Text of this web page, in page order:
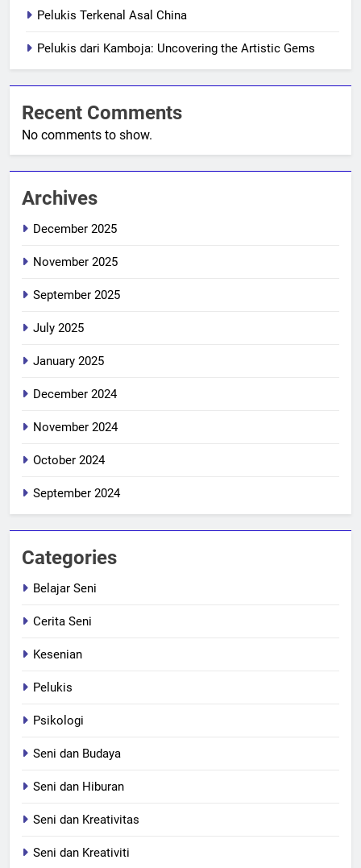
Pelukis Terkenal Asal China
Pelukis dari Kamboja: Uncovering the Artistic Gems
Recent Comments
No comments to show.
Archives
December 2025
November 2025
September 2025
July 2025
January 2025
December 2024
November 2024
October 2024
September 2024
Categories
Belajar Seni
Cerita Seni
Kesenian
Pelukis
Psikologi
Seni dan Budaya
Seni dan Hiburan
Seni dan Kreativitas
Seni dan Kreativiti